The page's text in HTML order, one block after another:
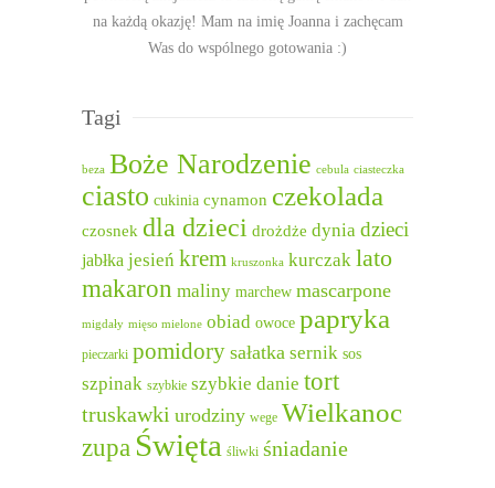
na każdą okazję! Mam na imię Joanna i zachęcam
Was do wspólnego gotowania :)
Tagi
beza Boże Narodzenie cebula ciasteczka
ciasto cukinia cynamon czekolada
czosnek dla dzieci drożdże dynia dzieci
jabłka jesień krem kruszonka kurczak lato
makaron maliny marchew mascarpone
migdały mięso mielone obiad owoce papryka
pieczarki pomidory sałatka sernik sos
szpinak szybkie szybkie danie tort
truskawki urodziny wege Wielkanoc
zupa Święta śliwki śniadanie